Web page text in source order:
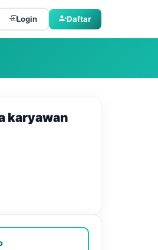
Login Daftar
karyawan